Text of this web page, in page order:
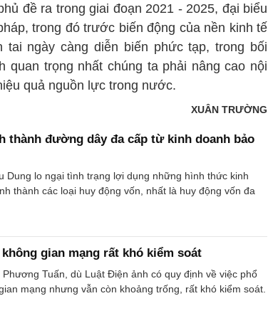
đề ra trong giai đoạn 2021 - 2025, đại biểu
trong đó trước biến động của nền kinh tế
ngày càng diễn biến phức tạp, trong bối
quan trọng nhất chúng ta phải nâng cao nội
quả nguồn lực trong nước.
XUÂN TRƯỜNG
thành đường dây đa cấp từ kinh doanh bảo
Dung lo ngại tình trạng lợi dụng những hình thức kinh
thành các loại huy động vốn, nhất là huy động vốn đa
gian mạng rất khó kiểm soát
Tuấn, dù Luật Điện ảnh có quy định về việc phổ
mạng nhưng vẫn còn khoảng trống, rất khó kiểm soát.